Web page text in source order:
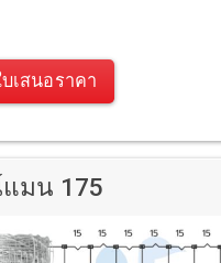
เสนอราคา
มน 175